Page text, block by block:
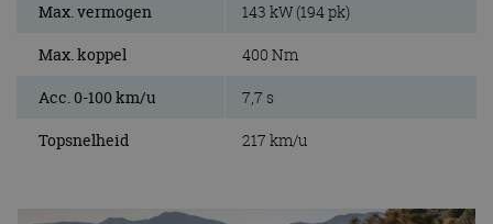
Max. vermogen 143 kW (194 pk)
Max. koppel 400 Nm
Acc. 0-100 km/u 7,7 s
Topsnelheid 217 km/u